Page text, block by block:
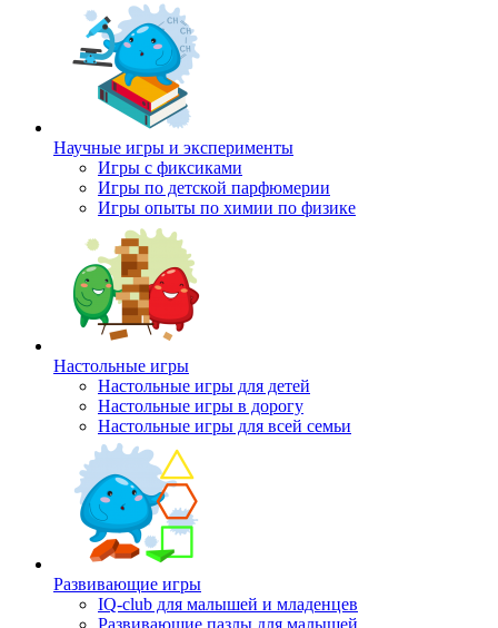
Научные игры и эксперименты
Игры с фиксиками
Игры по детской парфюмерии
Игры опыты по химии по физике
Настольные игры
Настольные игры для детей
Настольные игры в дорогу
Настольные игры для всей семьи
Развивающие игры
IQ-club для малышей и младенцев
Развивающие пазлы для малышей